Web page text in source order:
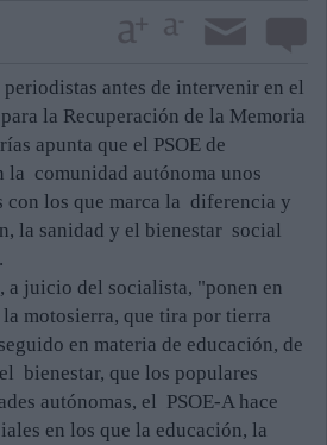
antes de intervenir en el
la Recuperación de la Memoria
apunta que el PSOE de
la comunidad autónoma unos
con los que marca la diferencia y
la sanidad y el bienestar social
a juicio del socialista, "ponen en
motosierra, que tira por tierra
en materia de educación, de
bienestar, que los populares
autónomas, el PSOE-A hace
en los que la educación, la